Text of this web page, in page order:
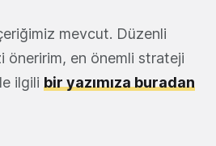
mevcut. Düzenli
öneririm, en önemli strateji
ilgili bir yazımıza buradan